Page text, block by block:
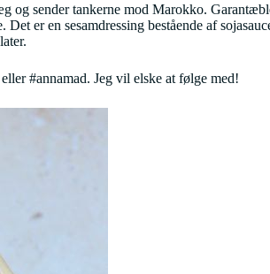
sender tankerne mod Marokko.
er en sesamdressing bestående af
#annamad. Jeg vil elske at følge med!